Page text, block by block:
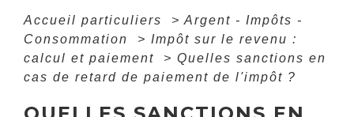
Accueil particuliers > Argent - Impôts -
Consommation
> Impôt sur le revenu :
calcul et paiement
> Quelles sanctions en
cas de retard de paiement de l'impôt ?